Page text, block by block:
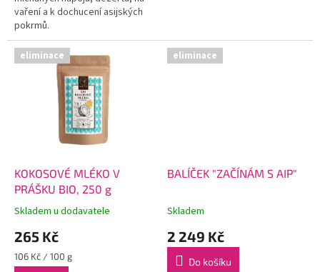
vaření a k dochucení asijských
pokrmů.
eliminace
KOKOSOVÉ MLÉKO V
PRÁŠKU BIO, 250 g
Skladem u dodavatele
265 Kč
Měrná
cena:
106 Kč / 100 g
eliminace
BALÍČEK "ZAČÍNÁM S AIP"
Skladem
2 249 Kč
Do košíku